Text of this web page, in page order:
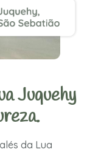
Juquehy
da Lua